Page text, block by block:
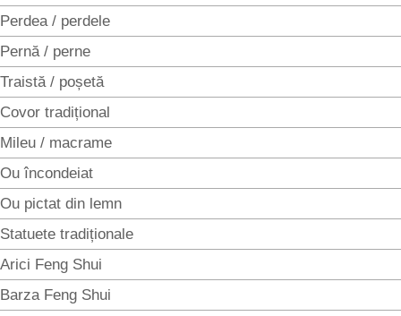
Perdea / perdele
Pernă / perne
Traistă / poșetă
Covor tradițional
Mileu / macrame
Ou încondeiat
Ou pictat din lemn
Statuete tradiționale
Arici Feng Shui
Barza Feng Shui